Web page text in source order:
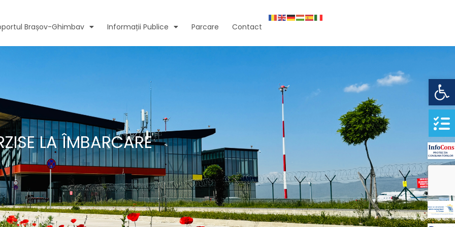
Brașov-Ghimbav Informații Publice Parcare Contact
LA ÎMBARCARE